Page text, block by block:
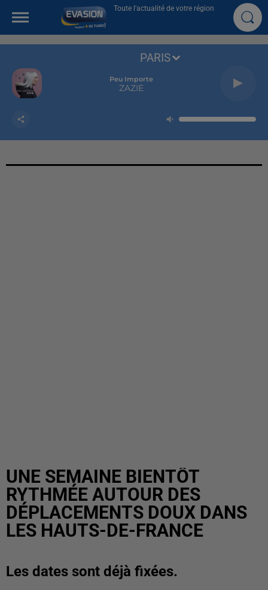
Toute l'actualité de votre région
Peu Importe
ZAZIE
PARIS
UNE SEMAINE BIENTÔT
RYTHMÉE AUTOUR DES
DÉPLACEMENTS DOUX DANS
LES HAUTS-DE-FRANCE
Les dates sont déjà fixées.